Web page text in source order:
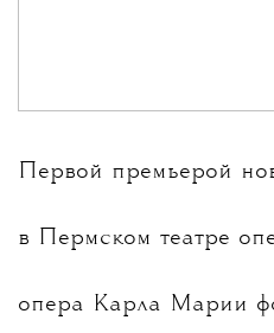
Первой премьерой
в Пермском театре
опера Карла Марии